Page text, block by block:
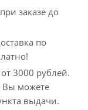
заказе до
по
3000 рублей.
Вы можете
выдачи.